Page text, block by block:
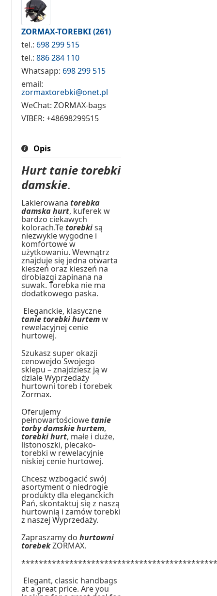
ZORMAX-TOREBKI(261)
tel.: 698 299 515
tel.:886 284 110
Whatsapp: 698 299 515
email:
zormaxtorebki@onet.pl
WeChat:ZORMAX-bags
VIBER:+48698299515
Opis
Hurt tanie torebki
damskie.
Lakierowanatorebka
damska hurt, kuferek w
bardzo ciekawych
kolorach.Tetorebkisą
niezwykle wygodne i
komfortowe w
użytkowaniu. Wewnątrz
znajduje się jedna otwarta
kieszeń oraz kieszeń na
drobiazgi zapinana na
suwak. Torebka nie ma
dodatkowego paska.
Eleganckie, klasyczne
tanie torebki hurtemw
rewelacyjnej cenie
hurtowej.
Szukasz super okazji
cenowejdo Swojego
sklepu – znajdziesz ją w
dziale Wyprzedaży
hurtowni toreb i torebek
Zormax.
Oferujemy
pełnowartościowetanie
torby damskie hurtem,
torebki hurt, małe i duże,
listonoszki, plecako-
torebki w rewelacyjnie
niskiej cenie hurtowej.
Chcesz wzbogacić swój
asortyment o niedrogie
produkty dla eleganckich
Pań, skontaktuj się z naszą
hurtownią i zamów torebki
z naszej Wyprzedaży.
Zapraszamy dohurtowni
torebekZORMAX.
Elegant, classic handbags
at a great price. Are you